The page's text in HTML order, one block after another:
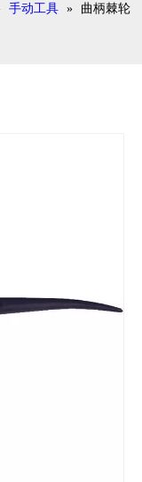
手动工具 »
曲柄棘轮